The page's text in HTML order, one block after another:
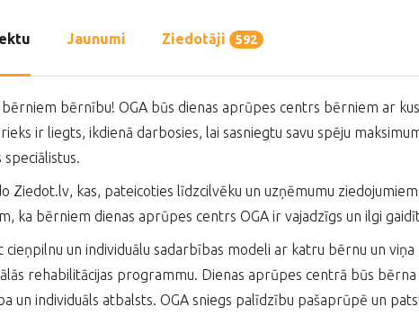
Jaunumi Ziedotāji 592
bērniem bērnību! OGA būs dienas aprūpes centrs bērniem ar
ir liegts, ikdienā darbosies, lai sasniegtu savu spēju
Ziedot.lv, kas, pateicoties līdzcilvēku un uzņēmumu
ka bērniem dienas aprūpes centrs OGA ir vajadzīgs un ilgi
cieņpilnu un individuālu sadarbības modeli ar katru bērnu un
rehabilitācijas programmu. Dienas aprūpes centrā būs
un individuāls atbalsts. OGA sniegs palīdzību pašaprūpē un